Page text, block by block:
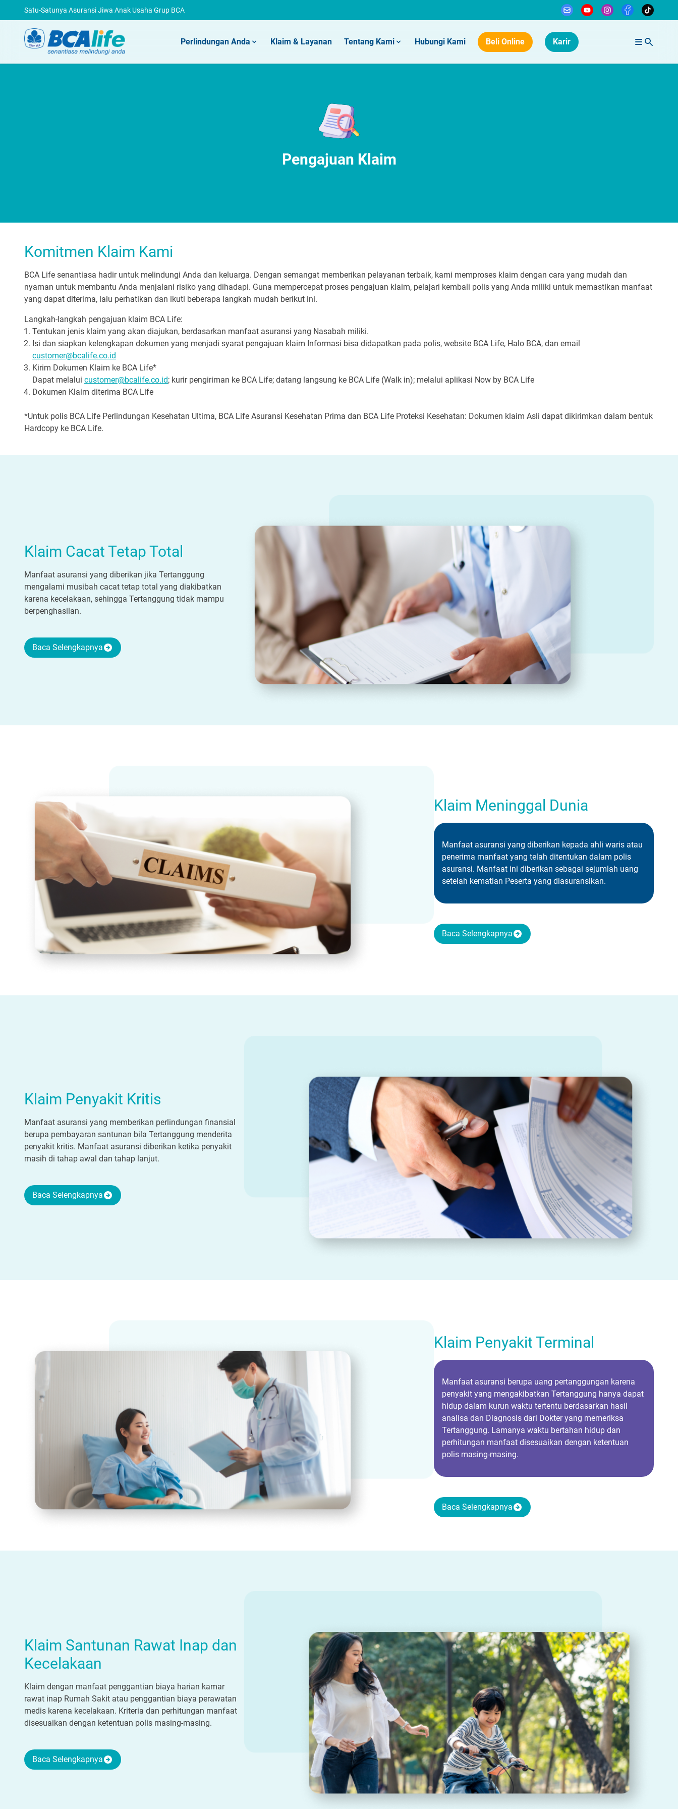
Satu-Satunya Asuransi Jiwa Anak Usaha Grup BCA
Perlindungan Anda Klaim & Layanan Tentang Kami Hubungi Kami Beli Online Karir
Pengajuan Klaim
Komitmen Klaim Kami
BCA Life senantiasa hadir untuk melindungi Anda dan keluarga. Dengan semangat memberikan pelayanan terbaik, kami memproses klaim dengan cara yang mudah dan
nyaman untuk membantu Anda menjalani risiko yang dihadapi. Guna mempercepat proses pengajuan klaim, pelajari kembali polis yang Anda miliki untuk memastikan manfaat
yang dapat diterima, lalu perhatikan dan ikuti beberapa langkah mudah berikut ini.
Langkah-langkah pengajuan klaim BCA Life:
Tentukan jenis klaim yang akan diajukan, berdasarkan manfaat asuransi yang Nasabah miliki.
Isi dan siapkan kelengkapan dokumen yang menjadi syarat pengajuan klaim Informasi bisa didapatkan pada polis, website BCA Life, Halo BCA, dan email
customer@bcalife.co.id
Kirim Dokumen Klaim ke BCA Life*
Dapat melalui customer@bcalife.co.id; kurir pengiriman ke BCA Life; datang langsung ke BCA Life (Walk in); melalui aplikasi Now by BCA Life
Dokumen Klaim diterima BCA Life
*Untuk polis BCA Life Perlindungan Kesehatan Ultima, BCA Life Asuransi Kesehatan Prima dan BCA Life Proteksi Kesehatan: Dokumen klaim Asli dapat dikirimkan dalam bentuk
Hardcopy ke BCA Life.
Klaim Cacat Tetap Total
Manfaat asuransi yang diberikan jika Tertanggung
mengalami musibah cacat tetap total yang diakibatkan
karena kecelakaan, sehingga Tertanggung tidak mampu
berpenghasilan.
Baca Selengkapnya
Klaim Meninggal Dunia
Manfaat asuransi yang diberikan kepada ahli waris atau
penerima manfaat yang telah ditentukan dalam polis
asuransi. Manfaat ini diberikan sebagai sejumlah uang
setelah kematian Peserta yang diasuransikan.
Baca Selengkapnya
Klaim Penyakit Kritis
Manfaat asuransi yang memberikan perlindungan finansial
berupa pembayaran santunan bila Tertanggung menderita
penyakit kritis. Manfaat asuransi diberikan ketika penyakit
masih di tahap awal dan tahap lanjut.
Baca Selengkapnya
Klaim Penyakit Terminal
Manfaat asuransi berupa uang pertanggungan karena
penyakit yang mengakibatkan Tertanggung hanya dapat
hidup dalam kurun waktu tertentu berdasarkan hasil
analisa dan Diagnosis dari Dokter yang memeriksa
Tertanggung. Lamanya waktu bertahan hidup dan
perhitungan manfaat disesuaikan dengan ketentuan
polis masing-masing.
Baca Selengkapnya
Klaim Santunan Rawat Inap dan
Kecelakaan
Klaim dengan manfaat penggantian biaya harian kamar
rawat inap Rumah Sakit atau penggantian biaya perawatan
medis karena kecelakaan. Kriteria dan perhitungan manfaat
disesuaikan dengan ketentuan polis masing-masing.
Baca Selengkapnya